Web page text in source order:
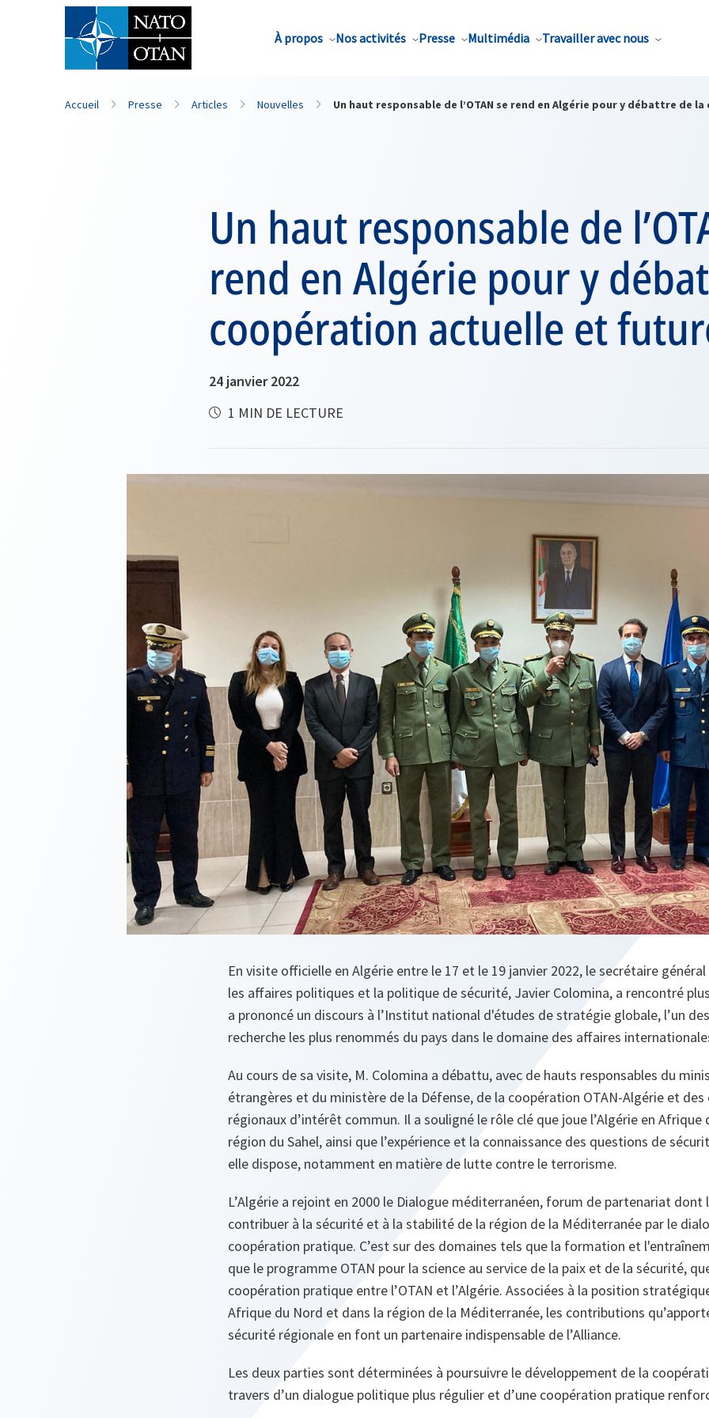
À propos Nos activités Presse Multimédia Travailler avec nous
Nom de famille*
Accueil Presse Articles Nouvelles Un haut responsable de l’OTAN se rend en Algérie pour y débattre de
Un haut responsable de
rend en Algérie pour y
coopération actuelle et
24 janvier 2022
1 MIN DE LECTURE
En visite officielle en Algérie entre le 17 et le 19 janvier 2022, le secrétaire
les affaires politiques et la politique de sécurité, Javier Colomina, a rencontré
a prononcé un discours à l’Institut national d'études de stratégie globale, l’un
recherche les plus renommés du pays dans le domaine des affaires
Au cours de sa visite, M. Colomina a débattu, avec de hauts responsables du
étrangères et du ministère de la Défense, de la coopération OTAN-Algérie et des
régionaux d’intérêt commun. Il a souligné le rôle clé que joue l’Algérie en Afrique
région du Sahel, ainsi que l’expérience et la connaissance des questions de
elle dispose, notamment en matière de lutte contre le terrorisme.
L’Algérie a rejoint en 2000 le Dialogue méditerranéen, forum de partenariat dont
contribuer à la sécurité et à la stabilité de la région de la Méditerranée par le
coopération pratique. C’est sur des domaines tels que la formation et
que le programme OTAN pour la science au service de la paix et de la sécurité,
coopération pratique entre l’OTAN et l’Algérie. Associées à la position
Afrique du Nord et dans la région de la Méditerranée, les contributions
sécurité régionale en font un partenaire indispensable de l’Alliance.
Les deux parties sont déterminées à poursuivre le développement de la
travers d’un dialogue politique plus régulier et d’une coopération pratique